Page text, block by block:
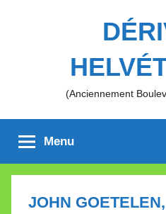
(Anciennement
Menu
JOHN